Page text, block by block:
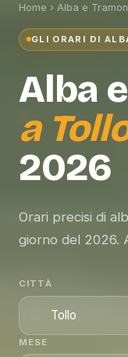
Home › Alba e
GLI ORARI DI
Alba
a
2026
Orari precisi di
giorno del 2026.
CITTÀ
MESE